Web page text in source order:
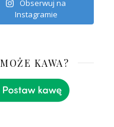
Obserwuj na
Instagramie
MOŻE KAWA?